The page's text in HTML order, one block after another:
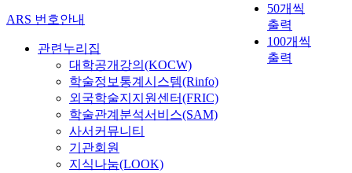
50개씩
출력
100개씩
출력
ARS 번호안내
관련누리집
대학공개강의(KOCW)
학술정보통계시스템(Rinfo)
외국학술지지원센터(FRIC)
학술관계분석서비스(SAM)
사서커뮤니티
기관회원
지식나눔(LOOK)